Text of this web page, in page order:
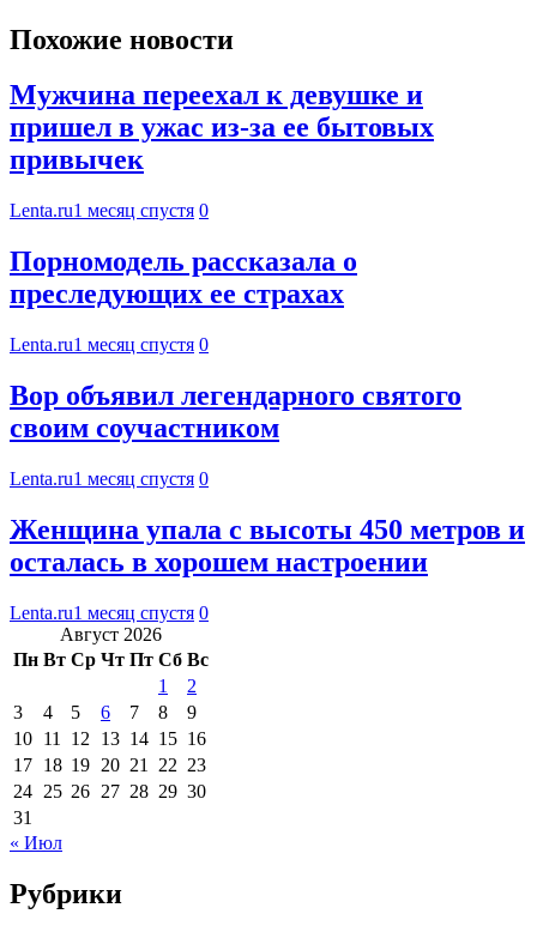
Похожие новости
Мужчина переехал к девушке и
пришел в ужас из-за ее бытовых
привычек
Lenta.ru1 месяц спустя 0
Порномодель рассказала о
преследующих ее страхах
Lenta.ru1 месяц спустя 0
Вор объявил легендарного святого
своим соучастником
Lenta.ru1 месяц спустя 0
Женщина упала с высоты 450 метров и
осталась в хорошем настроении
Lenta.ru1 месяц спустя 0
Август 2026
Пн Вт Ср Чт Пт Сб Вс
1
2
3
4 5 6 7 8
9
10 11 12 13 14 15 16
17 18 19 20 21 22 23
24 25 26 27 28 29 30
31
« Июл
Рубрики